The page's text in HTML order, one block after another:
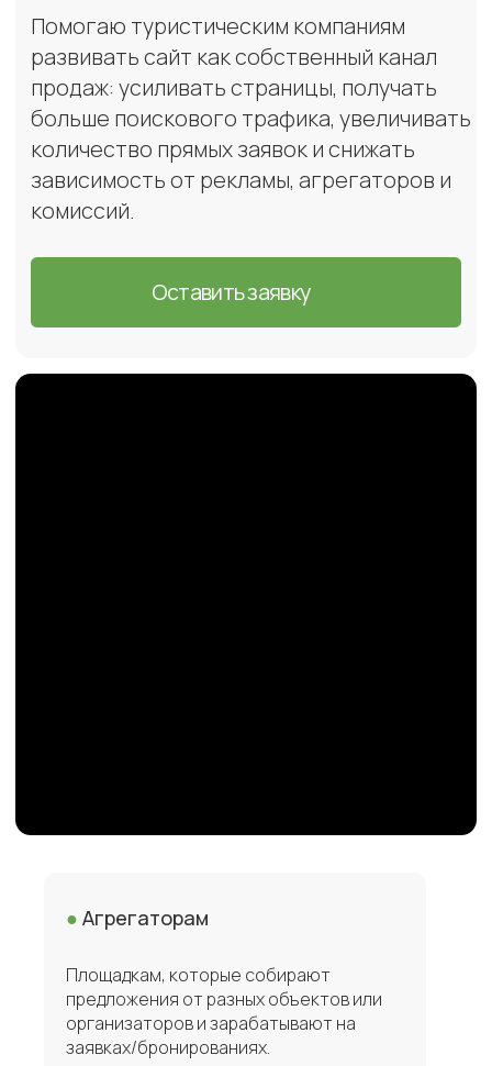
Оставить заявку
● Агрегаторам
Площадкам, которые собирают
предложения от разных объектов или
организаторов и зарабатывают на
заявках/бронированиях.